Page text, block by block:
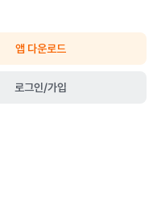
앱 다운로드
로그인/가입